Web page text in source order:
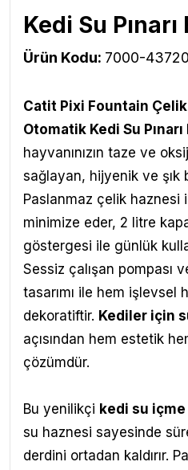
Kedi Su
Ürün Kodu: 7000-43720
Catit Pixi Fountain
Otomatik Kedi Su
hayvanınızın taze ve
sağlayan, hijyenik ve şık
Paslanmaz çelik haznesi
minimize eder, 2 litre
göstergesi ile günlük
Sessiz çalışan pompası
tasarımı ile hem işlevsel
dekoratiftir. Kediler için
açısından hem estetik
çözümdür.
Bu yenilikçi kedi su içme
su haznesi sayesinde
derdini ortadan kaldırır.